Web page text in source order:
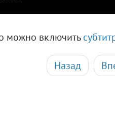
можно включить
Назад